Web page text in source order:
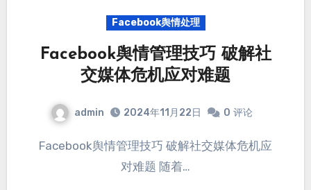
Facebook舆情处理
Facebook舆情管理技巧 破解社
交媒体危机应对难题
admin 2024年11月22日 0 评论
Facebook舆情管理技巧 破解社交媒体危机应
对难题 随着…